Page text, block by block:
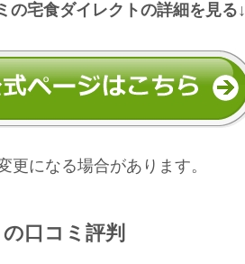
の宅食ダイレクトの詳細を見る↓
になる場合があります。
口コミ評判